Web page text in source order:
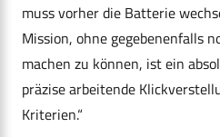
muss vorher die Batterie
Mission, ohne gegebenenfalls
machen zu können, ist ein
präzise arbeitende
Kriterien.“